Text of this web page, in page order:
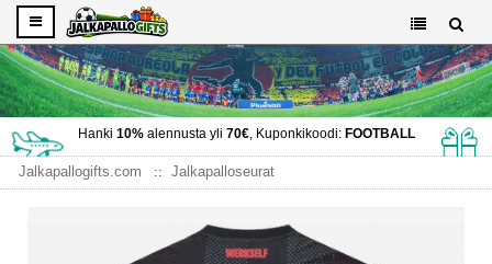
Hanki 10%alennusta yli 70€, Kuponkikoodi: FOOTBALL
Jalkapallogifts.com
Jalkapalloseurat
Bayer Leverkusen Malik Tillman #10 Kotipaita 2025-26